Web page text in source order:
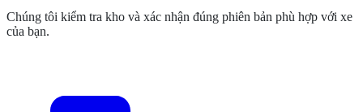
Chúng tôi kiểm tra kho và xác nhận đúng phiên bản phù hợp với xe
của bạn.